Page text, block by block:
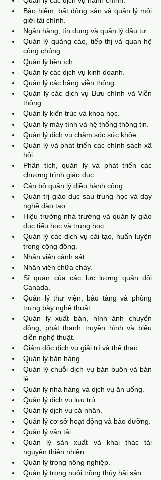
Bảo hiểm, bất động sản và quản lý môi
giới tài chính.
Ngân hàng, tín dụng và quản lý đầu tư.
Quản lý quảng cáo, tiếp thị và quan hệ
công chúng.
Quản lý tiện ích.
Quản lý các dịch vụ kinh doanh.
Quản lý các hãng viễn thông.
Quản lý các dịch vụ Bưu chính và Viễn
thông.
Quản lý kiến trúc và khoa học.
Quản lý máy tính và hệ thống thông tin.
Quản lý dịch vụ chăm sóc sức khỏe.
Quản lý và phát triển các chính sách xã
hội.
Phân tích, quản lý và phát triển các
chương trình giáo dục.
Cán bộ quản lý điều hành công.
Quản trị giáo dục sau trung học và dạy
nghề đào tạo.
Hiệu trưởng nhà trường và quản lý giáo
dục tiểu học và trung học.
Quản lý các dịch vụ cải tạo, huấn luyện
trong cộng đồng.
Nhân viên cảnh sát.
Nhân viên chữa cháy.
Sĩ quan của các lực lượng quân đội
Canada.
Quản lý thư viện, bảo tàng và phòng
trưng bày nghệ thuật.
Quản lý xuất bản, hình ảnh chuyển
động, phát thanh truyền hình và biểu
diễn nghệ thuật.
Giám đốc dịch vụ giải trí và thể thao.
Quản lý bán hàng.
Quản lý chuỗi dịch vụ bán buôn và bán
lẻ.
Quản lý nhà hàng và dịch vụ ăn uống.
Quản lý dịch vụ lưu trú.
Quản lý dịch vụ cá nhân.
Quản lý cơ sở hoạt động và bảo dưỡng.
Quản lý vận tải.
Quản lý sản xuất và khai thác tài
nguyên thiên nhiên.
Quản lý trong nông nghiệp.
Quản lý trong nuôi trồng thủy hải sản.